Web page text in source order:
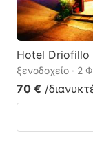
Hotel Driofillo
ξενοδοχείο · 2
70 € /